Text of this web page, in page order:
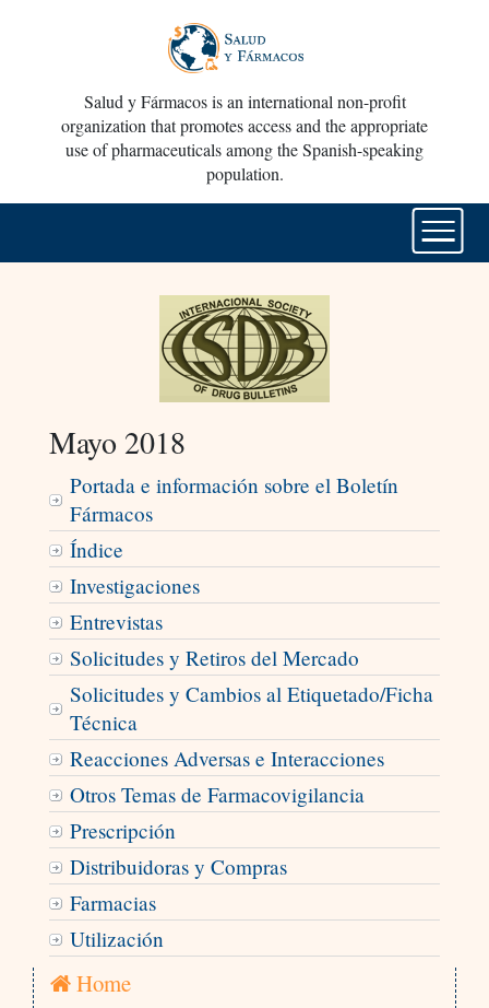
Salud y Fármacos is an international non-profit
organization that promotes access and the appropriate
use of pharmaceuticals among the Spanish-speaking
population.
Mayo 2018
Portada e información sobre el Boletín
Fármacos
Índice
Investigaciones
Entrevistas
Solicitudes y Retiros del Mercado
Solicitudes y Cambios al Etiquetado/Ficha
Técnica
Reacciones Adversas e Interacciones
Otros Temas de Farmacovigilancia
Prescripción
Distribuidoras y Compras
Farmacias
Utilización
Home